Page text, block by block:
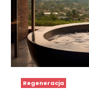
Regeneracja